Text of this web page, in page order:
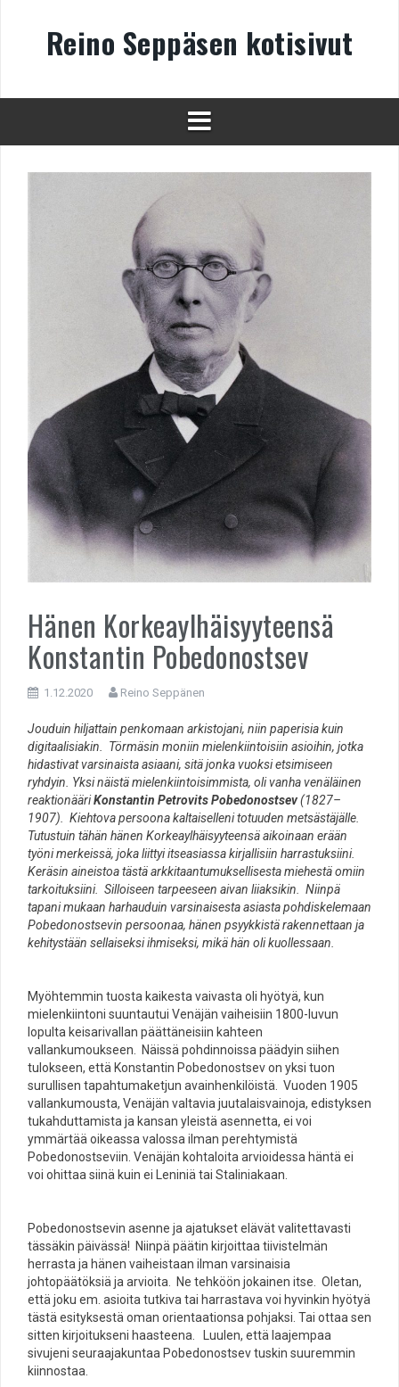
Reino Seppäsen kotisivut
Hänen Korkeaylhäisyyteensä
Konstantin Pobedonostsev
1.12.2020 Reino Seppänen
Jouduin hiljattain penkomaan arkistojani, niin paperisia kuin
digitaalisiakin. Törmäsin moniin mielenkiintoisiin asioihin, jotka
hidastivat varsinaista asiaani, sitä jonka vuoksi etsimiseen
ryhdyin. Yksi näistä mielenkiintoisimmista, oli vanha venäläinen
reaktionääriKonstantin Petrovits Pobedonostsev(1827–
1907). Kiehtova persoona kaltaiselleni totuuden metsästäjälle.
Tutustuin tähän hänen Korkeaylhäisyyteensä aikoinaan erään
työni merkeissä, joka liittyi itseasiassa kirjallisiin harrastuksiini.
Keräsin aineistoa tästä arkkitaantumuksellisesta miehestä omiin
tarkoituksiini. Silloiseen tarpeeseen aivan liiaksikin. Niinpä
tapani mukaan harhauduin varsinaisesta asiasta pohdiskelemaan
Pobedonostsevin persoonaa, hänen psyykkistä rakennettaan ja
kehitystään sellaiseksi ihmiseksi, mikä hän oli kuollessaan.
Myöhtemmin tuosta kaikesta vaivasta oli hyötyä, kun
mielenkiintoni suuntautui Venäjän vaiheisiin 1800-luvun
lopulta keisarivallan päättäneisiin kahteen
vallankumoukseen. Näissä pohdinnoissa päädyin siihen
tulokseen, että Konstantin Pobedonostsev on yksi tuon
surullisen tapahtumaketjun avainhenkilöistä. Vuoden 1905
vallankumousta, Venäjän valtavia juutalaisvainoja, edistyksen
tukahduttamista ja kansan yleistä asennetta, ei voi
ymmärtää oikeassa valossa ilman perehtymistä
Pobedonostseviin. Venäjän kohtaloita arvioidessa häntä ei
voi ohittaa siinä kuin ei Leniniä tai Staliniakaan.
Pobedonostsevin asenne ja ajatukset elävät valitettavasti
tässäkin päivässä! Niinpä päätin kirjoittaa tiivistelmän
herrasta ja hänen vaiheistaan ilman varsinaisia
johtopäätöksiä ja arvioita. Ne tehköön jokainen itse. Oletan,
että joku em. asioita tutkiva tai harrastava voi hyvinkin hyötyä
tästä esityksestä oman orientaationsa pohjaksi. Tai ottaa sen
sitten kirjoitukseni haasteena. Luulen, että laajempaa
sivujeni seuraajakuntaa Pobedonostsev tuskin suuremmin
kiinnostaa.